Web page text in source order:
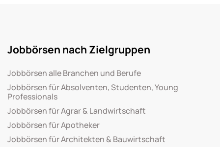
Jobbörsen nach Zielgruppen
Jobbörsen alle Branchen und Berufe
Jobbörsen für Absolventen, Studenten, Young
Professionals
Jobbörsen für Agrar & Landwirtschaft
Jobbörsen für Apotheker
Jobbörsen für Architekten & Bauwirtschaft